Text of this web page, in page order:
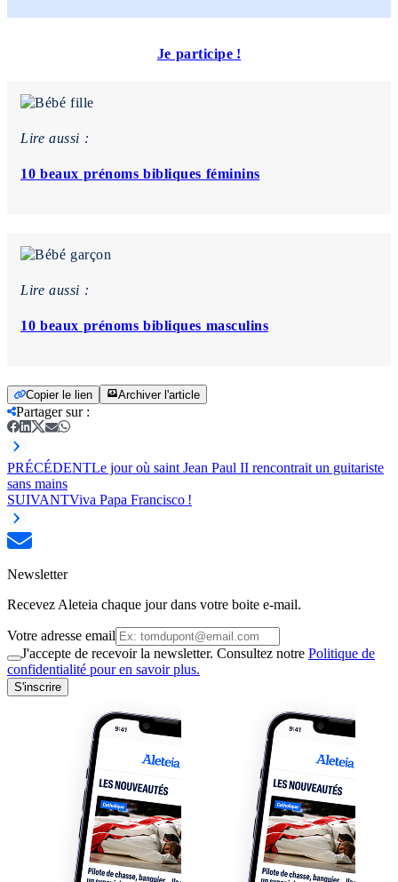
Je participe !
Lire aussi :
10 beaux prénoms bibliques féminins
Lire aussi :
10 beaux prénoms bibliques masculins
Copier le lien Archiver l'article
Partager sur:
PRÉCÉDENTLe jour où saint Jean Paul II rencontrait un guitariste
sans mains
SUIVANTViva Papa Francisco !
Newsletter
Recevez Aleteia chaque jour dans votre boite e-mail.
Votre adresse email
J'accepte de recevoir la newsletter. Consultez notre Politique de
confidentialité pour en savoir plus.
S'inscrire